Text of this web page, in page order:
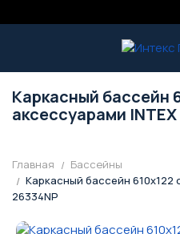
Каркасный бассейн
аксессуарами INTEX
Главная
Бассейны
Каркасный бассейн 610х122
26334NP